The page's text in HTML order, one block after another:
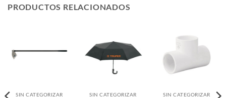
PRODUCTOS RELACIONADOS
SIN CATEGORIZAR SIN CATEGORIZAR SIN CATEGORIZAR